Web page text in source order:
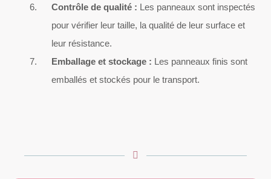
Contrôle de qualité : Les panneaux sont inspectés
pour vérifier leur taille, la qualité de leur surface et
leur résistance.
Emballage et stockage : Les panneaux finis sont
emballés et stockés pour le transport.